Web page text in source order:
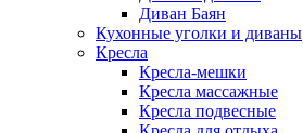
Диван Баян
Кухонные уголки и диваны
Кресла
Кресла-мешки
Кресла массажные
Кресла подвесные